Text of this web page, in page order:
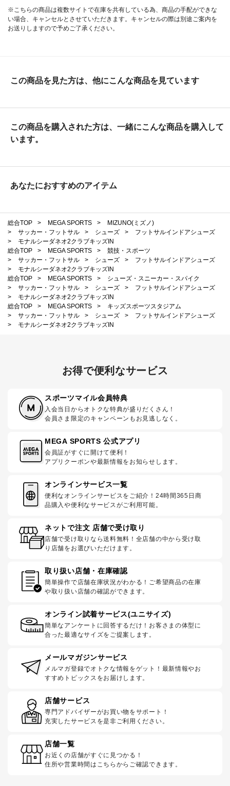
※こちらの商品は複数サイトで在庫を共有している為、商品の手配ができな
い場合、キャンセルとさせていただきます。キャンセルの際は別途ご案内を
お送りしますので予めご了承ください。
この商品を見た方は、他にこんな商品を見ています
この商品を購入された方は、一緒にこんな商品を購入して
います。
あなたにおすすめのアイテム
総合TOP > MEGA SPORTS >
MIZUNO(ミズノ)
>
サッカー・フットサル > シューズ >
フットサルインドアシューズ
>
モナルシーダネオ2クラブキッズIN
総合TOP
> MEGA SPORTS >
競技・スポーツ
>
サッカー・フットサル > シューズ >
フットサルインドアシューズ
>
モナルシーダネオ2クラブキッズIN
総合TOP
> MEGA SPORTS >
シューズ・スニーカー・スパイク
>
サッカー・フットサル > シューズ >
フットサルインドアシューズ
>
モナルシーダネオ2クラブキッズIN
総合TOP
> MEGA SPORTS >
キッズスポーツスタジアム
>
サッカー・フットサル > シューズ >
フットサルインドアシューズ
>
モナルシーダネオ2クラブキッズIN
お得で便利なサービス
スポーツマイル会員特典
入会当日からオトクな特典が盛りだくさん！
会員さま限定のキャンペーンもお見逃しなく。
MEGA SPORTS 公式アプリ
会員証がすぐに開けて便利！
アプリクーポンや最新情報をお知らせします。
オンラインサービス一覧
便利なオンラインサービスをご紹介！24時間365日商
品購入や便利なサービスがご利用可能。
ネットで注文 店舗で受け取り
店舗で受け取りなら送料無料！全店舗の中から受け取
り店舗をお選びいただけます。
取り扱い店舗・在庫確認
簡単操作で店舗在庫状況がわかる！ご希望商品の在庫
や取り扱い店舗の確認ができます。
オンライン試着サービス(ユニサイズ)
簡単なアンケートに回答するだけ！お客さまの体型に
合った最適なサイズをご提案します。
メールマガジンサービス
メルマガ登録でオトクな情報をゲット！最新情報やお
すすめトピックスをお届けします。
店舗サービス
専門アドバイザーがお買い物をサポート！
充実したサービスを是非ご利用ください。
店舗一覧
お近くの店舗がすぐに見つかる！
住所や営業時間はこちらからご確認できます。